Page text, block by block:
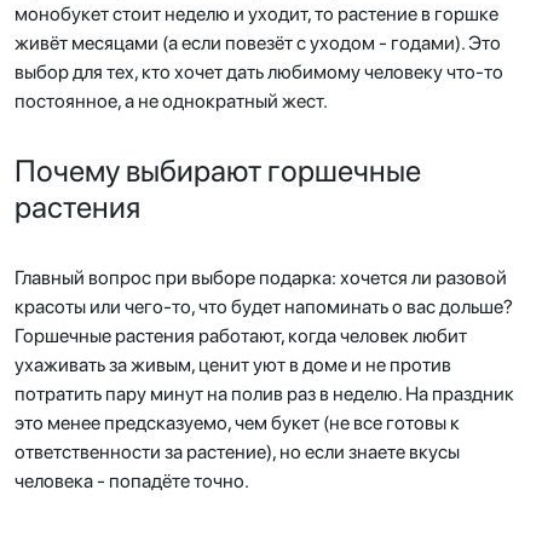
монобукет стоит неделю и уходит, то растение в горшке
живёт месяцами (а если повезёт с уходом - годами). Это
выбор для тех, кто хочет дать любимому человеку что-то
постоянное, а не однократный жест.
Почему выбирают горшечные
растения
Главный вопрос при выборе подарка: хочется ли разовой
красоты или чего-то, что будет напоминать о вас дольше?
Горшечные растения работают, когда человек любит
ухаживать за живым, ценит уют в доме и не против
потратить пару минут на полив раз в неделю. На праздник
это менее предсказуемо, чем букет (не все готовы к
ответственности за растение), но если знаете вкусы
человека - попадёте точно.